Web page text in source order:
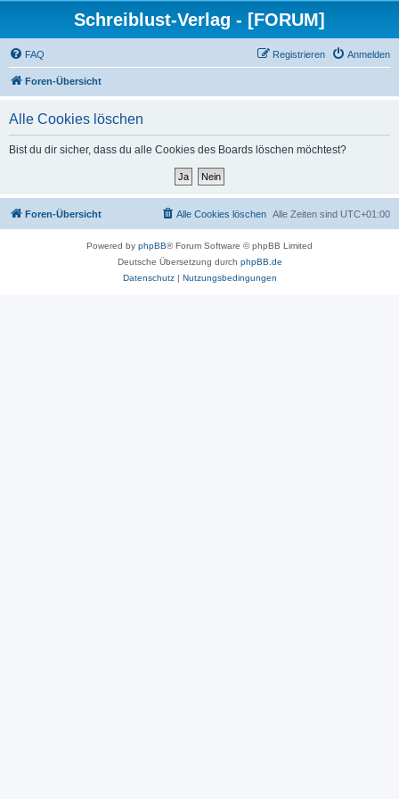
Schreiblust-Verlag - [FORUM]
FAQ Anmelden
Registrieren
Foren-Übersicht
Alle Cookies löschen
Bist du dir sicher, dass du alle Cookies des Boards löschen möchtest?
Foren-Übersicht Alle Zeiten sind UTC+01:00
Alle Cookies löschen
Powered by phpBB® Forum Software © phpBB Limited
Deutsche Übersetzung durch phpBB.de
Datenschutz| Nutzungsbedingungen